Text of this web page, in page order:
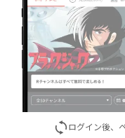
ログイン後、